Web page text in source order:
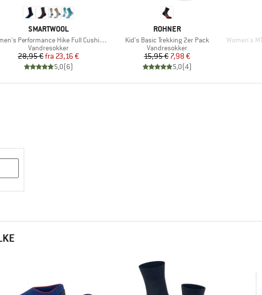
MÆRKE
SMARTWOOL
Performance Hike Full Cushion Crew
Produktgruppe
Vandresokker
Pris
28,95 € Nedsat pris
fra 23,16 €
5,0(6)
MÆRKE
ROHNER
Artikel
Kid's Basic Trekking 2er Pack
Produktgruppe
Vandresokker
Pris
15,95 €Nedsat pris
7,98 €
5,0(4)
Artikel
Women's